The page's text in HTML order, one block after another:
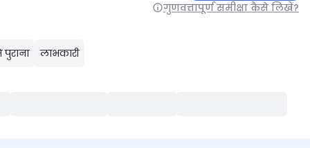
गुणवत्तापूर्ण समीक्षा कैसे लिखें?
लाभकारी